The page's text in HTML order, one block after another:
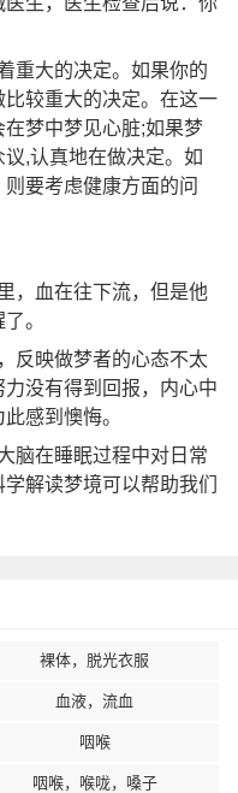
重大的决定。如果你的
较重大的决定。在这一
梦中梦见心脏;如果梦
,认真地在做决定。如
要考虑健康方面的问
，血在往下流，但是他
。
反映做梦者的心态不太
没有得到回报，内心中
感到懊悔。
脑在睡眠过程中对日常
解读梦境可以帮助我们
裸体，脱光衣服
血液，流血
咽喉
咽喉，喉咙，嗓子